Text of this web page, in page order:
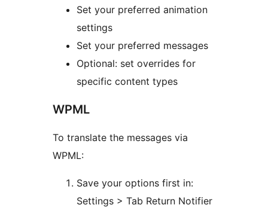
Set your preferred animation
settings
Set your preferred messages
Optional: set overrides for
specific content types
WPML
To translate the messages via
WPML:
Save your options first in:
Settings > Tab Return Notifier